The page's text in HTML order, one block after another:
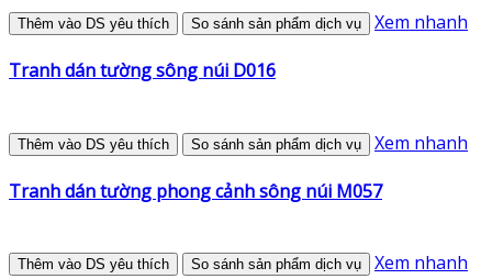
Thêm vào DS yêu thích So sánh sản phẩm dịch vụ Xem nhanh
Tranh dán tường sông núi D016
Thêm vào DS yêu thích So sánh sản phẩm dịch vụ Xem nhanh
Tranh dán tường phong cảnh sông núi M057
Thêm vào DS yêu thích So sánh sản phẩm dịch vụ Xem nhanh